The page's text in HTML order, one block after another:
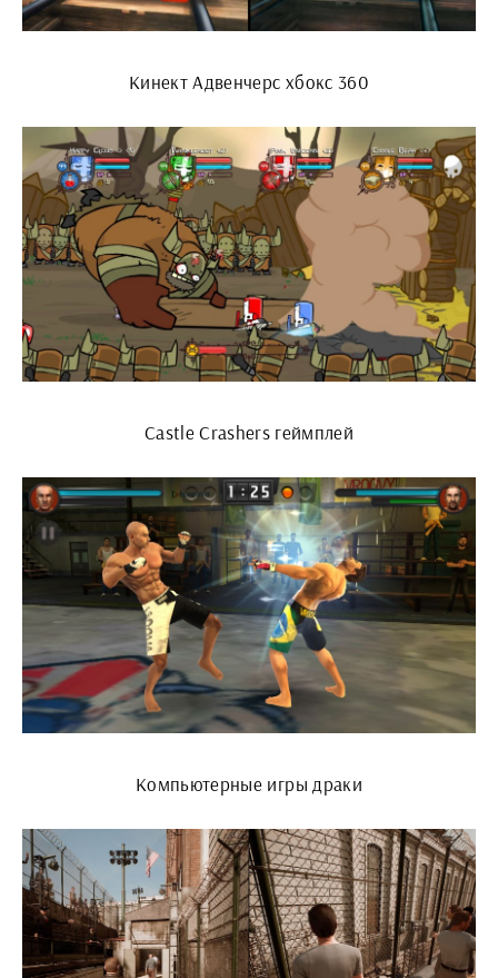
Кинект Адвенчерс хбокс 360
Castle Crashers геймплей
Компьютерные игры драки